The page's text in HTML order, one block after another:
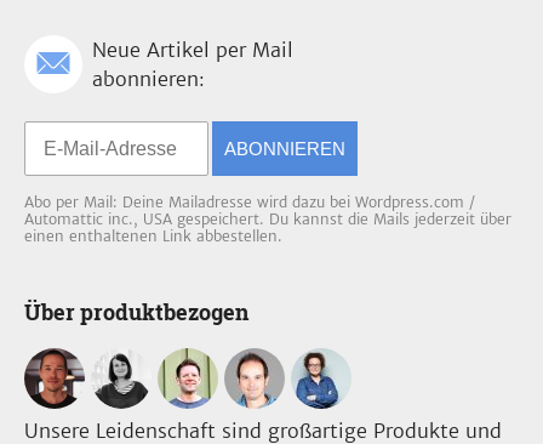
Neue Artikel per Mail
abonnieren:
ABONNIEREN
Abo per Mail: Deine Mailadresse wird dazu bei Wordpress.com /
Automattic inc., USA gespeichert. Du kannst die Mails jederzeit über
einen enthaltenen Link abbestellen.
Über produktbezogen
Unsere Leidenschaft sind großartige Produkte und